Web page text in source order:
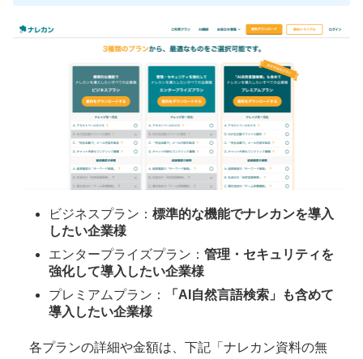
ビジネスプラン： 標準的な機能でナレカンを導入
したい企業様
エンタープライズプラン： 管理・セキュリティを
強化して導入したい企業様
プレミアムプラン：
「AI自然言語検索」も含めて
導入したい企業様
各プランの詳細や金額は、下記「ナレカン資料の無